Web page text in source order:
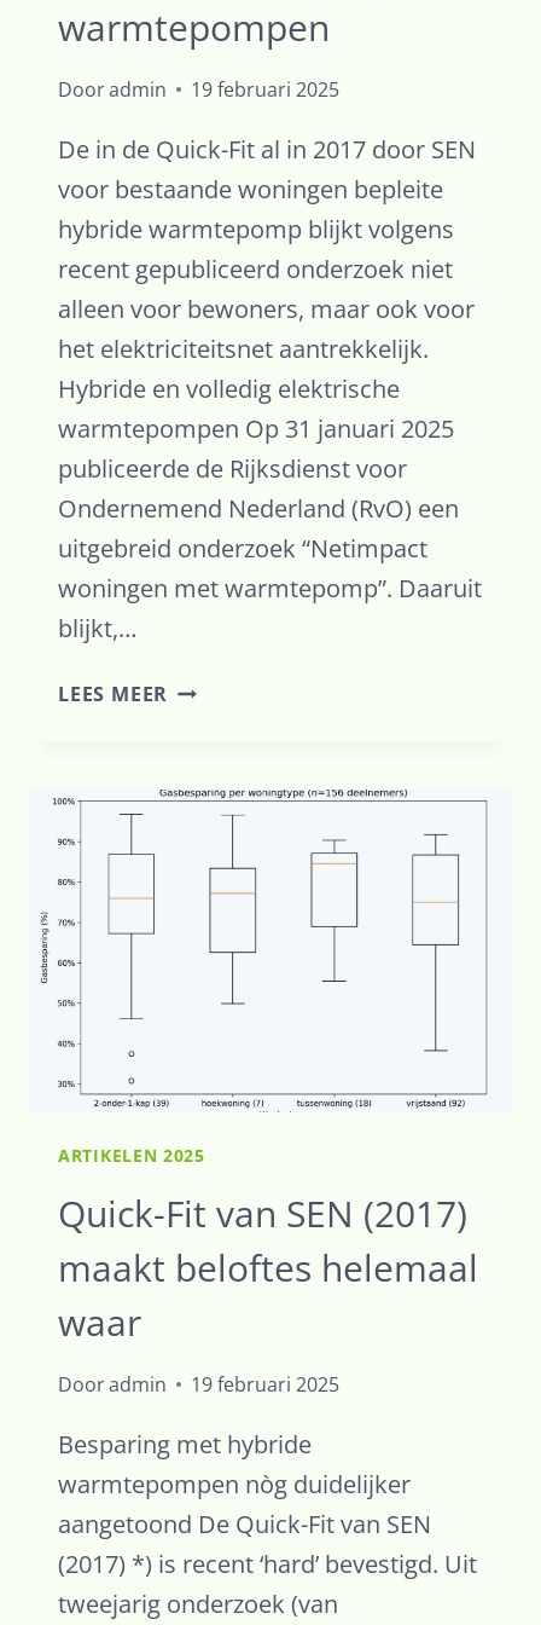
warmtepompen
Dooradmin 19 februari 2025
De in de Quick-Fit al in 2017 door SEN
voor bestaande woningen bepleite
hybride warmtepomp blijkt volgens
recent gepubliceerd onderzoek niet
alleen voor bewoners, maar ook voor
het elektriciteitsnet aantrekkelijk.
Hybride en volledig elektrische
warmtepompen Op 31 januari 2025
publiceerde de Rijksdienst voor
Ondernemend Nederland (RvO) een
uitgebreid onderzoek “Netimpact
woningen met warmtepomp”. Daaruit
blijkt,…
LEES MEER ELEKTRICITEITSNET
ARTIKELEN 2025
Quick-Fit van SEN (2017)
maakt beloftes helemaal
waar
Dooradmin 19 februari 2025
Besparing met hybride
warmtepompen nòg duidelijker
aangetoond De Quick-Fit van SEN
(2017) *) is recent ‘hard’ bevestigd. Uit
tweejarig onderzoek (van